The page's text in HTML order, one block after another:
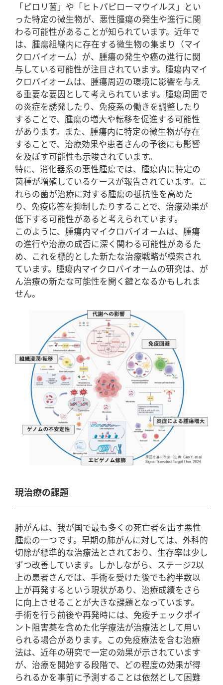
「ピロリ菌」や「ヒトパピローマウイルス」とい
った特定の微生物が、悪性腫瘍の発生や進行に関
わる可能性があることが知られています。近年で
は、腫瘍組織内に存在する微生物の集まり（マイ
クロバイオーム）が、腫瘍の発生や癌の進行に関
与している可能性が注目されています。腫瘍内マイ
クロバイオームは、腫瘍周辺の環境に影響を与え
る重要な要因として考えられています。腫瘍周囲で
の炎症を誘発したり、免疫系の働きを調整したり
することで、腫瘍の増大や転移を促進する可能性
があります。また、腫瘍内に特定の微生物が存在
することで、治療効果や患者さんの予後にも影響
を及ぼす可能性も示唆されています。
特に、消化器系の悪性腫瘍では、腫瘍内に特定の
菌種が増殖しているケースが報告されています。こ
れらの菌が治療に対する腫瘍の抵抗性を高めた
り、免疫応答を抑制したりすることで、治療効果が
低下する可能性があると考えられています。
このように、腫瘍内マイクロバイオームは、腫瘍
の進行や治療の成否に深く関わる可能性があるた
め、これを標的とした新たな治療戦略が模索され
ています。腫瘍内マイクロバイオームの研究は、が
ん治療の新たな可能性を開く鍵となるかもしれま
せん。
現治療の課題
肺がんは、我が国で最も多くの死亡者を出す悪性
腫瘍の一つです。早期の肺がんに対しては、外科的
切除が標準的な治療法とされており、生存率は少し
ずつ改善しています。しかしながら、ステージ2以
上の患者さんでは、手術を受けた後でも約半数以
上が再発するという現状があり、治療成績をさら
に向上させることが大きな課題となっています。
手術を行う前後や再発時には、免疫チェックポイ
ント阻害薬を含めた化学療法が治療法として用い
られる場合があります。この免疫療法を含む治療
法は、近年の研究で一定の効果が示されています
が、治療を開始する段階で、どの程度の効果が得
られるかを事前に予測することは依然として困難